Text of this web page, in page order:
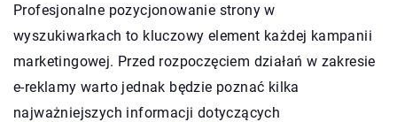
Profesjonalne pozycjonowanie strony w
wyszukiwarkach to kluczowy element każdej kampanii
marketingowej. Przed rozpoczęciem działań w zakresie
e-reklamy warto jednak będzie poznać kilka
najważniejszych informacji dotyczących